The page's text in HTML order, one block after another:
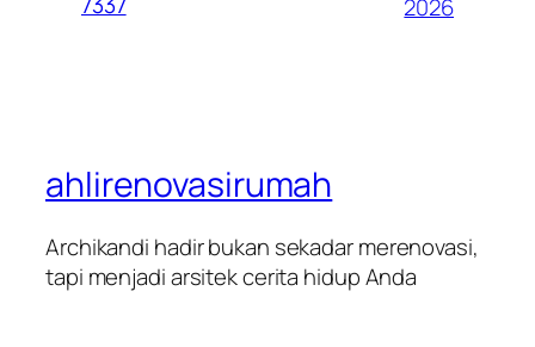
2026
ahlirenovasirumah
Archikandi hadir bukan sekadar merenovasi,
tapi menjadi arsitek cerita hidup Anda